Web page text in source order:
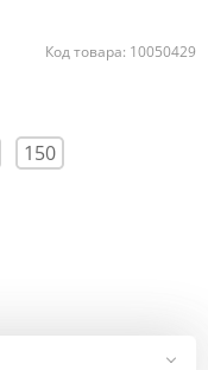
Код товара: 10050429
150